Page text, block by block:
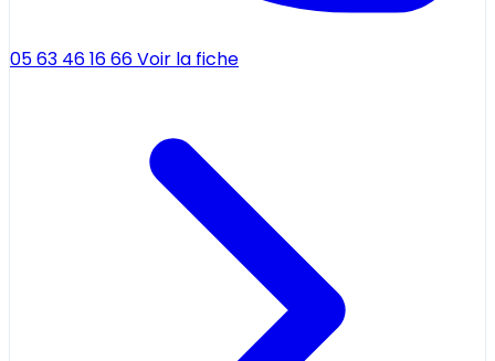
05 63 46 16 66Voir la fiche